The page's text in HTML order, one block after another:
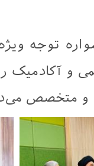
توجه
و آکادمیک
و متخصص